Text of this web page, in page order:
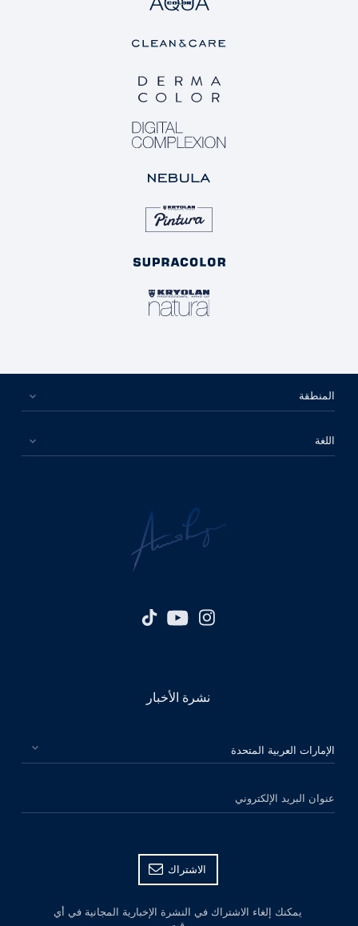
المنطقة
اللغة
نشرة الأخبار
الرجاء اختيار بلدك
عنوان البريد الإلكتروني
الاشتراك
يمكنك إلغاء الاشتراك في النشرة الإخبارية المجانية في أي